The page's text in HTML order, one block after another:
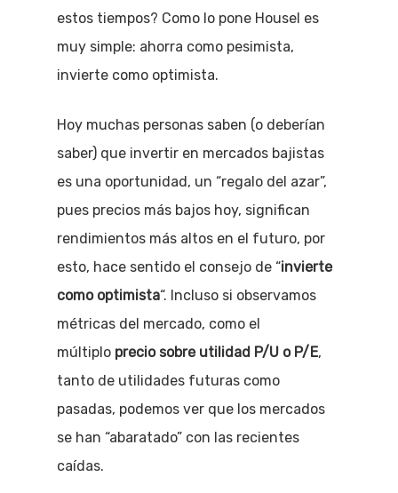
estos tiempos? Como lo pone Housel es
muy simple: ahorra como pesimista,
invierte como optimista.
Hoy muchas personas saben (o deberían
saber) que invertir en mercados bajistas
es una oportunidad, un “regalo del azar”,
pues precios más bajos hoy, significan
rendimientos más altos en el futuro, por
esto, hace sentido el consejo de “invierte
como optimista“. Incluso si observamos
métricas del mercado, como el
múltiplo precio sobre utilidad P/U o P/E,
tanto de utilidades futuras como
pasadas, podemos ver que los mercados
se han “abaratado” con las recientes
caídas.